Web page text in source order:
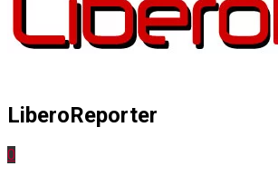
LiberoReporter
0